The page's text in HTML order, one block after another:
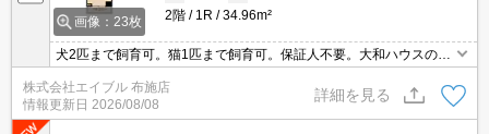
画像：23枚
2階
1R 34.96m²
犬2匹まで飼育可。猫1匹まで飼育可。保証人不要。大和ハウスのD-
room賃貸。保証会社要（初回35,000円、月総額の1％＋800円/
月）。インターネット無料。オートロック付きで、一人暮らしも安
心。
株式会社エイブル 布施店
情報更新日 2026/08/08
詳細を見る